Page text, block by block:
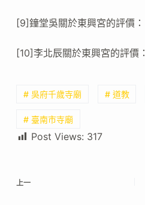
[9]鐘堂吳關於東興宮的評價：
[10]李北辰關於東興宮的評價：
# 吳府千歲寺廟 # 道教
# 臺南市寺廟
Post Views: 317
上一